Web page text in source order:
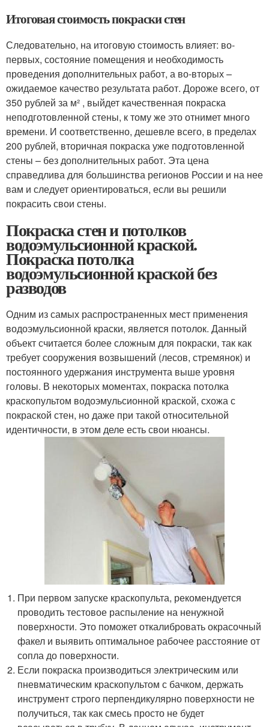
Итоговая стоимость покраски стен
Следовательно, на итоговую стоимость влияет: во-
первых, состояние помещения и необходимость
проведения дополнительных работ, а во-вторых –
ожидаемое качество результата работ. Дороже всего, от
350 рублей за м² , выйдет качественная покраска
неподготовленной стены, к тому же это отнимет много
времени. И соответственно, дешевле всего, в пределах
200 рублей, вторичная покраска уже подготовленной
стены – без дополнительных работ. Эта цена
справедлива для большинства регионов России и на нее
вам и следует ориентироваться, если вы решили
покрасить свои стены.
Покраска стен и потолков
водоэмульсионной краской.
Покраска потолка
водоэмульсионной краской без
разводов
Одним из самых распространенных мест применения
водоэмульсионной краски, является потолок. Данный
объект считается более сложным для покраски, так как
требует сооружения возвышений (лесов, стремянок) и
постоянного удержания инструмента выше уровня
головы. В некоторых моментах, покраска потолка
краскопультом водоэмульсионной краской, схожа с
покраской стен, но даже при такой относительной
идентичности, в этом деле есть свои нюансы.
При первом запуске краскопульта, рекомендуется
проводить тестовое распыление на ненужной
поверхности. Это поможет откалибровать окрасочный
факел и выявить оптимальное рабочее расстояние от
сопла до поверхности.
Если покраска производиться электрическим или
пневматическим краскопультом с бачком, держать
инструмент строго перпендикулярно поверхности не
получиться, так как смесь просто не будет